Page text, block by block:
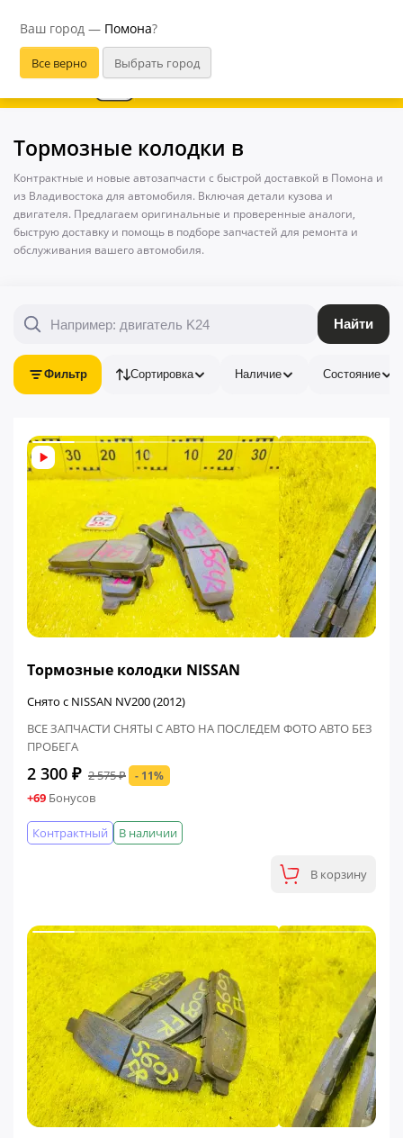
Ваш город — Помона?
В приложении удобнее
Тормозные колодки в
Контрактные и новые автозапчасти с быстрой доставкой в Помона и
из Владивостока для автомобиля. Включая детали кузова и
двигателя. Предлагаем оригинальные и проверенные аналоги,
быструю доставку и помощь в подборе запчастей для ремонта и
обслуживания вашего автомобиля.
Найти
Фильтр Сортировка Наличие Состояние
Тормозные колодки NISSAN
Снято с NISSAN NV200 (2012)
ВСЕ ЗАПЧАСТИ СНЯТЫ С АВТО НА ПОСЛЕДЕМ ФОТО АВТО БЕЗ
ПРОБЕГА
2 300 ₽ 2 575 ₽ - 11%
+69 Бонусов
В наличии
Контрактный
В корзину